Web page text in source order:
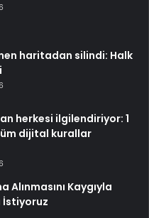
haritadan silindi: Halk
herkesi ilgilendiriyor: 1
dijital kurallar
Alınmasını Kaygıyla
İstiyoruz